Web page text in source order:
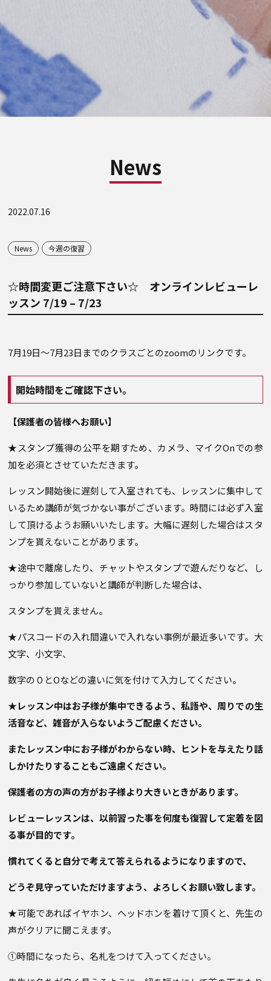
News
2022.07.16
News 今週の復習
☆時間変更ご注意下さい☆ オンラインレビューレ
ッスン 7/19 – 7/23
7月19日～7月23日までのクラスごとのzoomのリンクです。
開始時間をご確認下さい。
【保護者の皆様へお願い】
★スタンプ獲得の公平を期すため、カメラ、マイクOnでの参
加を必須とさせていただきます。
レッスン開始後に遅刻して入室されても、レッスンに集中して
いるため講師が気づかない事がございます。時間には必ず入室
して頂けるようお願いいたします。大幅に遅刻した場合はスタ
ンプを貰えないことがあります。
★途中で離席したり、チャットやスタンプで遊んだりなど、し
っかり参加していないと講師が判断した場合は、
スタンプを貰えません。
★パスコードの入れ間違いで入れない事例が最近多いです。大
文字、小文字、
数字の０とOなどの違いに気を付けて入力してください。
★レッスン中はお子様が集中できるよう、私語や、周りでの生
活音など、雑音が入らないようご配慮ください。
またレッスン中にお子様がわからない時、ヒントを与えたり話
しかけたりすることもご遠慮ください。
保護者の方の声の方がお子様より大きいときがあります。
レビューレッスンは、以前習った事を何度も復習して定着を図
る事が目的です。
慣れてくると自分で考えて答えられるようになりますので、
どうぞ見守っていただけますよう、 よろしくお願い致します。
★可能であればイヤホン、ヘッドホンを着けて頂くと、先生の
声がクリアに聞こえます。
①時間になったら、名札をつけて入ってください。